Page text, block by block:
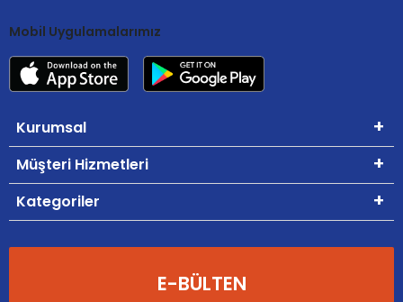
Mobil Uygulamalarımız
Kurumsal
Müşteri Hizmetleri
Kategoriler
E-BÜLTEN